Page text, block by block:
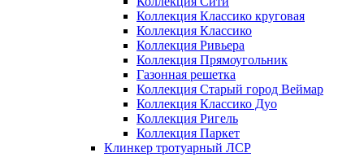
Коллекция Классико круговая
Коллекция Классико
Коллекция Ривьера
Коллекция Прямоугольник
Газонная решетка
Коллекция Старый город Веймар
Коллекция Классико Дуо
Коллекция Ригель
Коллекция Паркет
Клинкер тротуарный ЛСР